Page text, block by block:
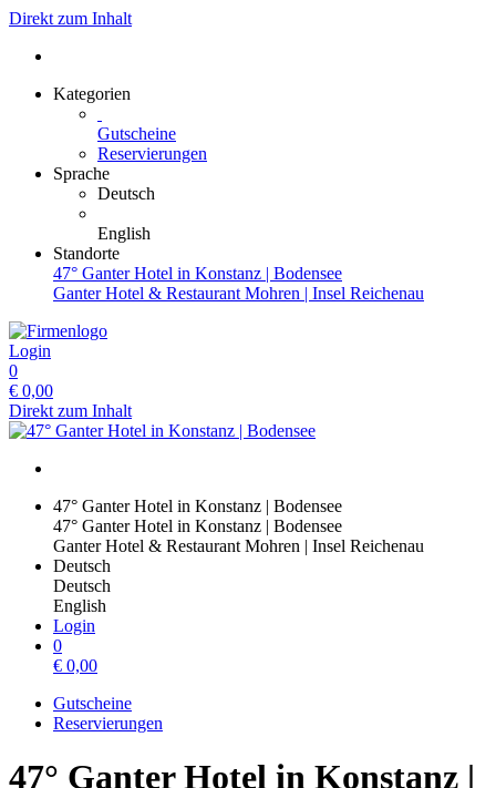
Direkt zum Inhalt
Kategorien
Gutscheine
Reservierungen
Sprache
Deutsch
English
Standorte
47° Ganter Hotel in Konstanz | Bodensee
Ganter Hotel & Restaurant Mohren | Insel Reichenau
Login
0
€ 0,00
Direkt zum Inhalt
47° Ganter Hotel in Konstanz | Bodensee
47° Ganter Hotel in Konstanz | Bodensee
Ganter Hotel & Restaurant Mohren | Insel Reichenau
Deutsch
Deutsch
English
Login
0
€ 0,00
Gutscheine
Reservierungen
47° Ganter Hotel in Konstanz |